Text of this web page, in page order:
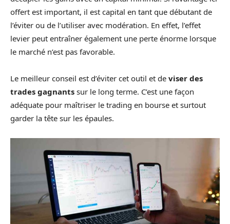
offert est important, il est capital en tant que débutant de
l’éviter ou de l’utiliser avec modération. En effet, l’effet
levier peut entraîner également une perte énorme lorsque
le marché n’est pas favorable.
Le meilleur conseil est d’éviter cet outil et de viser des
trades gagnants sur le long terme. C’est une façon
adéquate pour maîtriser le trading en bourse et surtout
garder la tête sur les épaules.